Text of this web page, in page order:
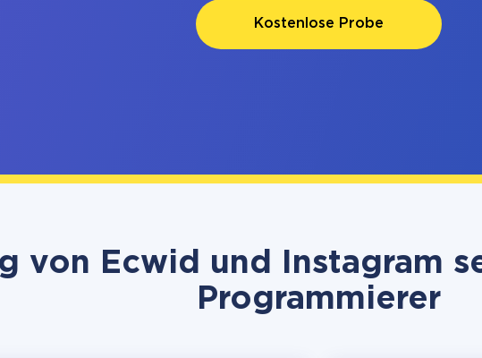
Kostenlose Probe
von Ecwid und Instagram
Programmierer